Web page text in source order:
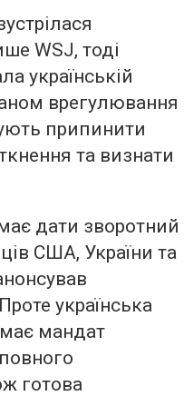
WSJ, тоді
українській
врегулювання
припинити
та визнати
дати зворотний
США, України та
українська
має мандат
готова